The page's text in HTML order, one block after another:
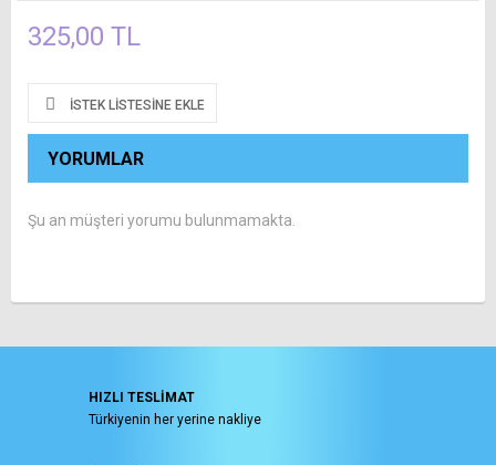
325,00 TL
İSTEK LISTESINE EKLE
YORUMLAR
Şu an müşteri yorumu bulunmamakta.
HIZLI TESLİMAT
Türkiyenin her yerine nakliye